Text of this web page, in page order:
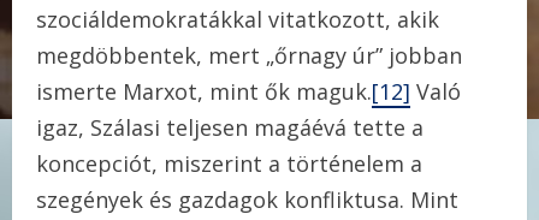
szociáldemokratákkal vitatkozott, akik
megdöbbentek, mert „őrnagy úr” jobban
ismerte Marxot, mint ők maguk.[12] Való
igaz, Szálasi teljesen magáévá tette a
koncepciót, miszerint a történelem a
szegények és gazdagok konfliktusa. Mint